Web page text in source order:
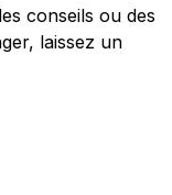
conseils ou des
laissez un